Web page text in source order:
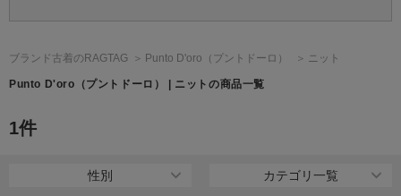
カ
ト
ブランド古着のRAGTAG Punto D'oro （プントドーロ） ニット
Punto D'oro （プントドーロ） | ニットの商品一覧
1件
性別 カテゴリ一覧